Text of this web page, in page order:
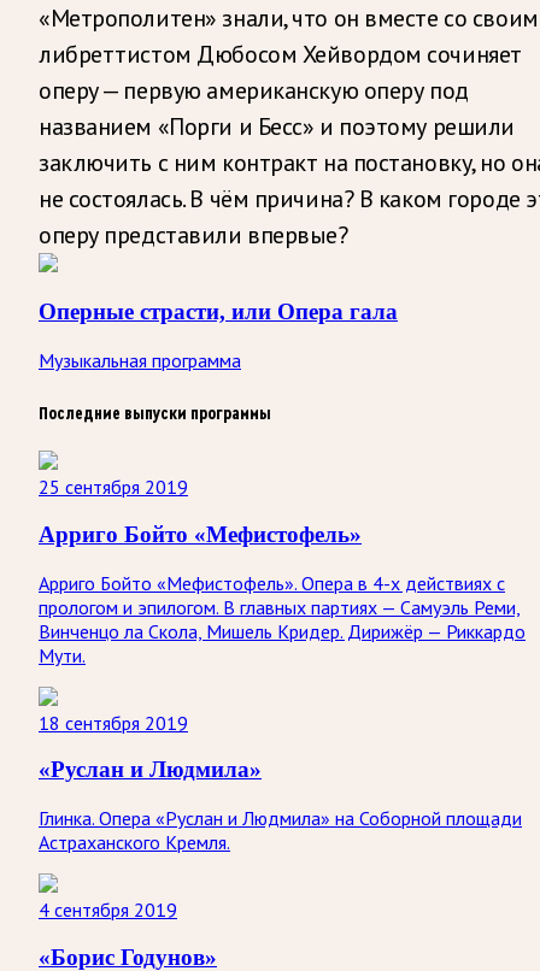
«Метрополитен» знали, что он вместе со своим
либреттистом Дюбосом Хейвордом сочиняет
оперу — первую американскую оперу под
названием «Порги и Бесс» и поэтому решили
заключить с ним контракт на постановку, но
не состоялась. В чём причина? В каком городе
оперу представили впервые?
Оперные страсти, или Опера гала
Музыкальная программа
Последние выпуски программы
25 сентября 2019
Арриго Бойто «Мефистофель»
Арриго Бойто «Мефистофель». Опера в 4-х действиях с
прологом и эпилогом. В главных партиях — Самуэль Реми,
Винченцо ла Скола, Мишель Кридер. Дирижёр — Риккардо
Мути.
18 сентября 2019
«Руслан и Людмила»
Глинка. Опера «Руслан и Людмила» на Соборной площади
Астраханского Кремля.
4 сентября 2019
«Борис Годунов»